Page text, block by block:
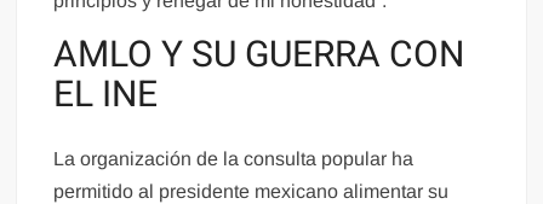
AMLO Y SU GUERRA CON
EL INE
La organización de la consulta popular ha
permitido al presidente mexicano alimentar su